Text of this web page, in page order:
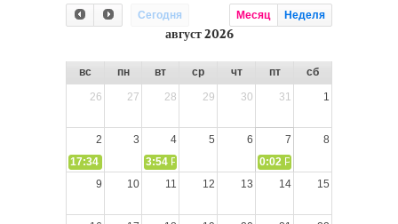
Сегодня Месяц Неделя
август 2026
вс пн вт ср чт пт
сб
26
27 28 29 30 31 1
2 3 4 5 6 7
8
17:34
СЛОВО из СЛОВА – «Ищите Господа, призывайте Его»
3:54 РАЗМЫШЛЕНИЕ: Дух Святой не угашайте!
0:02 РАЗМЫШЛЕНИЯ: Дух
9
10 11 12 13 14 15